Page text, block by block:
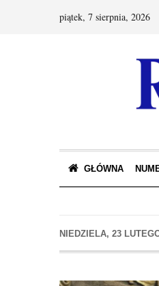
piątek, 7 sierpnia, 2026
GŁÓWNA
NIEDZIELA, 23